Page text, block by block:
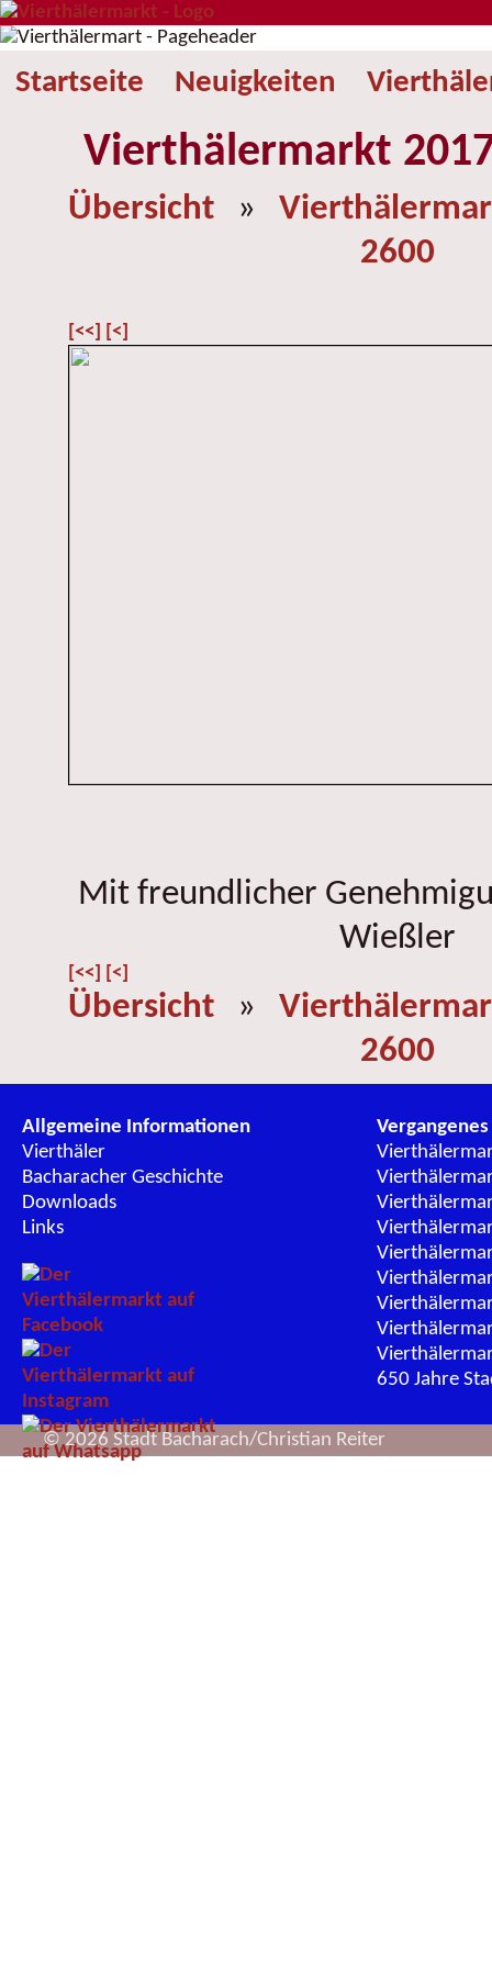
Startseite Neuigkeiten
Vierthälermarkt
Übersicht »
2600
[<<] [<]
Mit freundlicher
Wießler
[<<] [<]
Übersicht »
2600
Allgemeine Informationen
Vierthäler
Bacharacher Geschichte
Downloads
Links
Vergangenes
650 Jahre
© 2026 Stadt Bacharach/Christian Reiter